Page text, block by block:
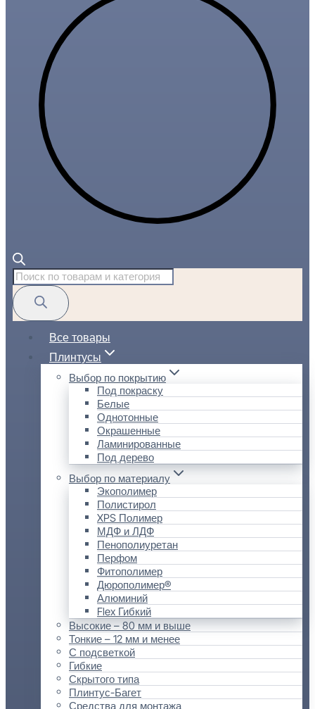
Поиск
товаров
Все товары
Плинтусы
Выбор по покрытию
Под покраску
Белые
Однотонные
Окрашенные
Ламинированные
Под дерево
Выбор по материалу
Экополимер
Полистирол
XPS Полимер
МДФ и ЛДФ
Пенополиуретан
Перфом
Фитополимер
Дюрополимер®
Алюминий
Flex Гибкий
Высокие – 80 мм и выше
Тонкие – 12 мм и менее
С подсветкой
Гибкие
Скрытого типа
Плинтус-Багет
Средства для монтажа